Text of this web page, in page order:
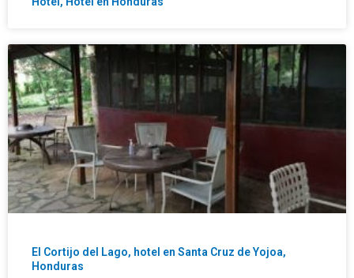
El Cortijo del Lago, hotel en Santa Cruz de Yojoa,
Honduras